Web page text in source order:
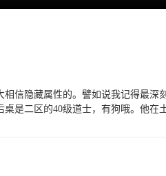
相信隐藏属性的。譬如说我记得最
是二区的40级道士，有狗哦。他